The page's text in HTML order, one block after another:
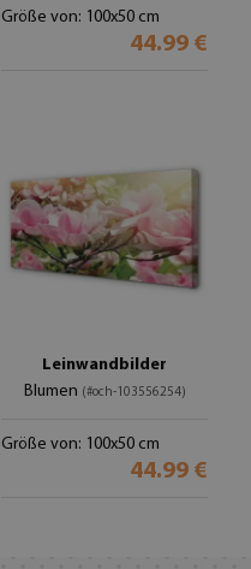
Größe von: 100x50 cm
44.99 €
Leinwandbilder
Blumen (#och-103556254)
Größe von: 100x50 cm
44.99 €